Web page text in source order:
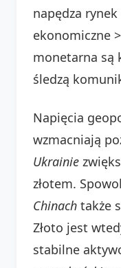
napędza rynek
ekonomiczne
monetarna są
śledzą
Napięcia
wzmacniają
Ukrainie
złotem.
Chinach także
Złoto jest
stabilne